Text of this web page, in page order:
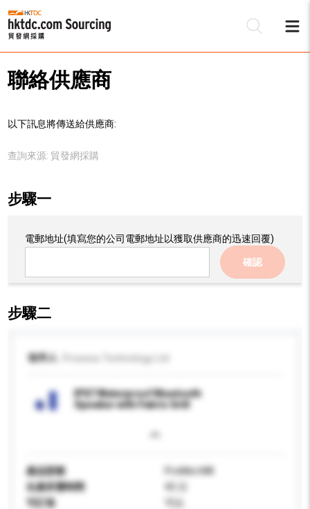
聯絡供應商
以下訊息將傳送給供應商:
查詢來源: 貿發網採購
步驟一
電郵地址(填寫您的公司電郵地址以獲取供應商的迅速回覆)
確認
步驟二
收件人
IPX7 Waterproof Bluetooth
Speaker with Fabric Grill
產品型號
ProMini M8
生產所需時間
45 日
可訂造
可以